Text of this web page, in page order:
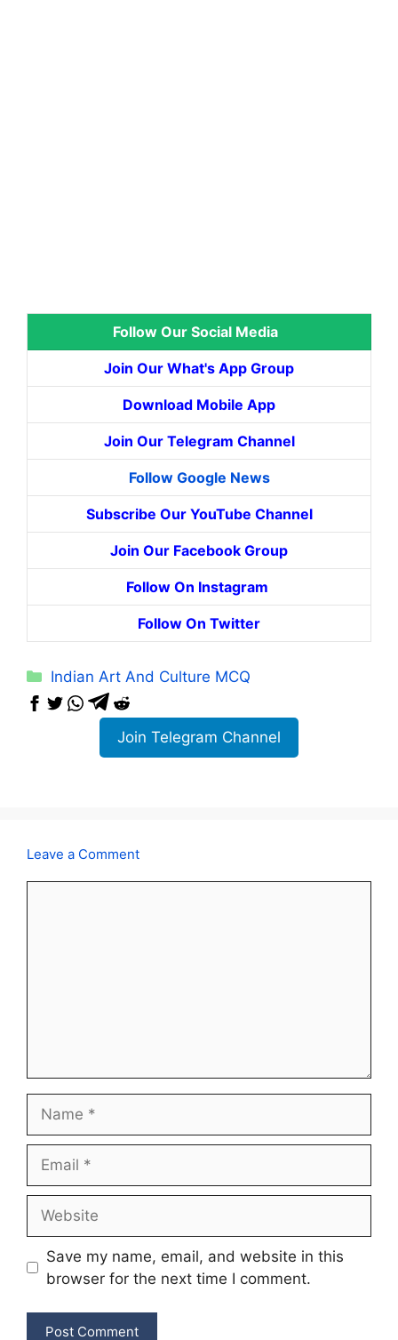
Follow Our Social Media
Join Our What's App Group
Download Mobile App
Join Our Telegram Channel
Follow Google News
Subscribe Our YouTube Channel
Join Our Facebook Group
Follow On Instagram
Follow On Twitter
Categories
Indian Art And Culture MCQ
Join Telegram Channel
Leave a Comment
Save my name, email, and website in this
browser for the next time I comment.